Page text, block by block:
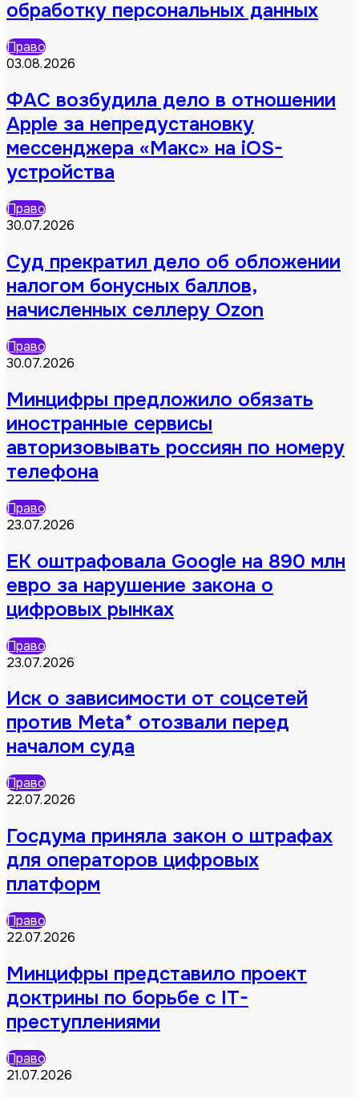
обработку персональных данных
Право
03.08.2026
ФАС возбудила дело в отношении
Apple за непредустановку
мессенджера «Макс» на iOS-
устройства
Право
30.07.2026
Суд прекратил дело об обложении
налогом бонусных баллов,
начисленных селлеру Ozon
Право
30.07.2026
Минцифры предложило обязать
иностранные сервисы
авторизовывать россиян по номеру
телефона
Право
23.07.2026
ЕК оштрафовала Google на 890 млн
евро за нарушение закона о
цифровых рынках
Право
23.07.2026
Иск о зависимости от соцсетей
против Meta* отозвали перед
началом суда
Право
22.07.2026
Госдума приняла закон о штрафах
для операторов цифровых
платформ
Право
22.07.2026
Минцифры представило проект
доктрины по борьбе с IT-
преступлениями
Право
21.07.2026